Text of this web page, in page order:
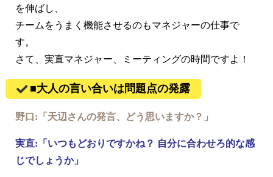
を伸ばし、
チームをうまく機能させるのもマネジャーの仕事で
す。
さて、実直マネジャー、ミーティングの時間ですよ！
■大人の言い合いは問題点の発露
野口:「天辺さんの発言、どう思いますか？」
実直:「いつもどおりですかね？ 自分に合わせろ的な感
じでしょうか」